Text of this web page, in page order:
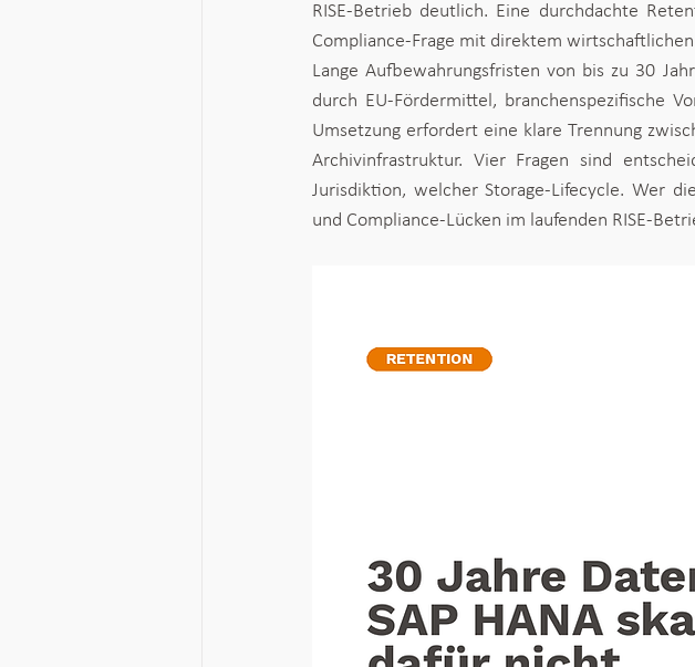
RISE-Betrieb deutlich. Eine durchdachte
Compliance-Frage mit direktem
Lange Aufbewahrungsfristen von bis zu 30
durch EU-Fördermittel, branchenspezifische
Umsetzung erfordert eine klare Trennung
Archivinfrastruktur. Vier Fragen sind
Jurisdiktion, welcher Storage-Lifecycle. Wer
und Compliance-Lücken im laufenden RISE-